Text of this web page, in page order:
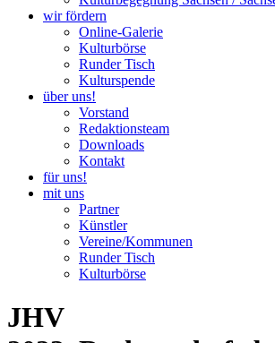
wir fördern
Online-Galerie
Kulturbörse
Runder Tisch
Kulturspende
über uns!
Vorstand
Redaktionsteam
Downloads
Kontakt
für uns!
mit uns
Partner
Künstler
Vereine/Kommunen
Runder Tisch
Kulturbörse
JHV